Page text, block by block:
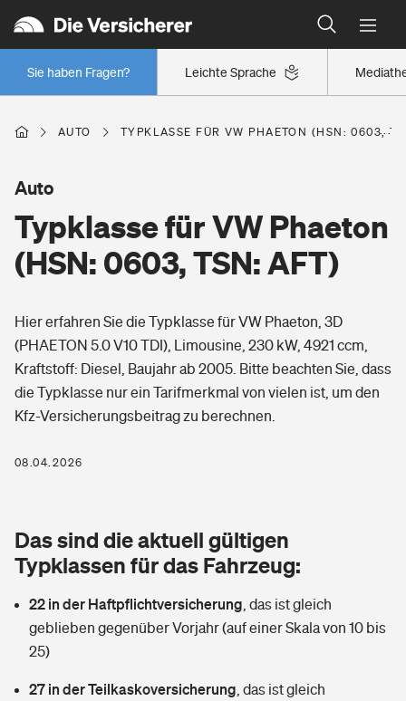
Leichte Sprache
Sie haben Fragen?
Wer versichert was: Jetzt Versicherer finden
Regionalklassen: So ist Ihre Region eingestuft
Wer versichert was: Jetzt Versicherer finden
Berufsunfähigkeitsversicherung
Erwerbsunfähigkeitsversicherung
Grundfähigkeitsversicherung
Arbeitsrechtsschutz
Berufshaftpflichtversicherung
Zur Übersicht
Tools
Wer versichert was: Jetzt Versicherer finden
Sie haben Fragen?
Wohnen
Elementarversicherung
Glasversicherung
Mietkautionsversicherung
Restkreditversicherung
Freizeit
Pri­vate Haft­pflicht­
Kinderunfall­ver­si­che­rung
Kinderinvalidität
Gesundheit
Private Krankenversicherung
Dread-Disease-Versicherung
Tierkrankenversicherung
Zur Übersicht
AUTO TYPKLASSE FÜR VW PHAETON (HSN: 0603,
Typklasse für VW Phaeton
(HSN: 0603, TSN: AFT)
Auto
Hier erfahren Sie die Typklasse für VW Phaeton, 3D
(PHAETON 5.0 V10 TDI), Limousine, 230 kW, 4921 ccm,
Kraftstoff: Diesel, Baujahr ab 2005. Bitte beachten Sie, dass
die Typklasse nur ein Tarifmerkmal von vielen ist, um den
Kfz-Versicherungsbeitrag zu berechnen.
08.04.2026
Das sind die aktuell gültigen
Typklassen für das Fahrzeug:
22 in der Haftpflichtversicherung das ist gleich
geblieben gegenüber Vorjahr (auf einer Skala von 10 bis
25)
27 in der Teilkaskoversicherung das ist gleich